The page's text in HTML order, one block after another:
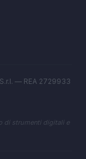
— REA 2729933
di strumenti digitali e